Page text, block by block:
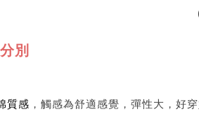
別
質感 ，觸感為舒適感覺，彈性大，好